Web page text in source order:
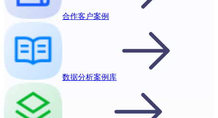
合作客户案例
数据分析案例库